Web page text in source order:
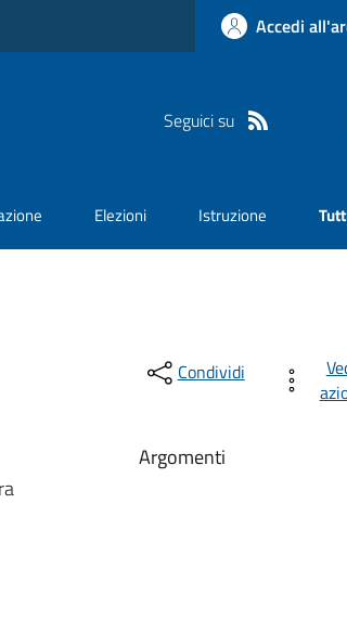
Accedi
Seguici su
Elezioni Istruzione
Condividi
Argomenti